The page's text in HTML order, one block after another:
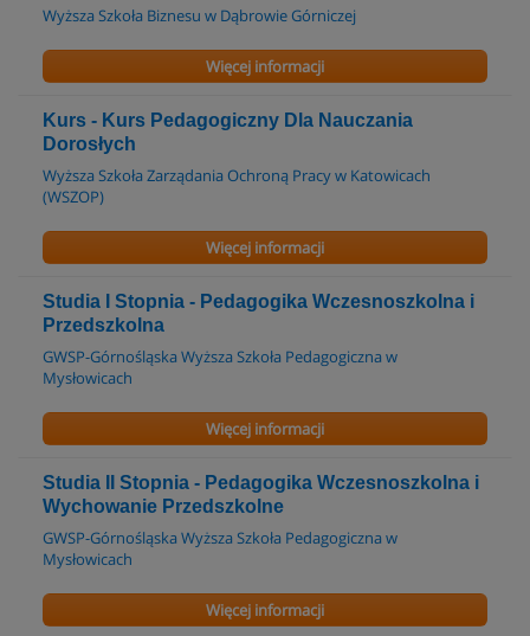
Wyższa Szkoła Biznesu w Dąbrowie Górniczej
Więcej informacji
Kurs - Kurs Pedagogiczny Dla Nauczania
Dorosłych
Wyższa Szkoła Zarządania Ochroną Pracy w Katowicach
(WSZOP)
Więcej informacji
Studia I Stopnia - Pedagogika Wczesnoszkolna i
Przedszkolna
GWSP-Górnośląska Wyższa Szkoła Pedagogiczna w
Mysłowicach
Więcej informacji
Studia II Stopnia - Pedagogika Wczesnoszkolna i
Wychowanie Przedszkolne
GWSP-Górnośląska Wyższa Szkoła Pedagogiczna w
Mysłowicach
Więcej informacji